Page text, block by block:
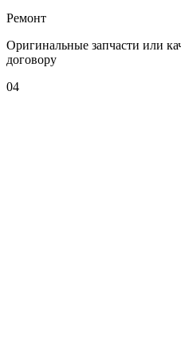
Ремонт
Оригинальные запчасти или
договору
04